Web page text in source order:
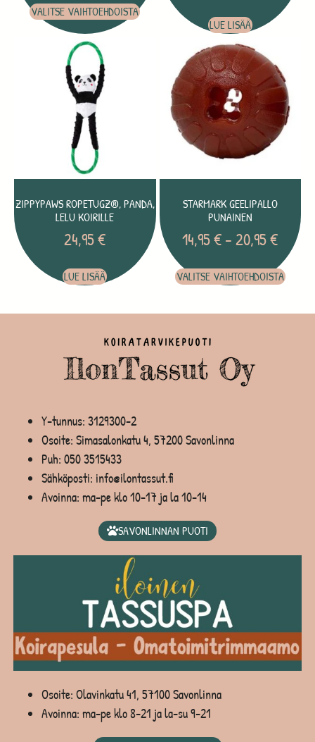
VALITSE VAIHTOEHDOISTA
LUE LISÄÄ
ZIPPYPAWS ROPETUGZ®, PANDA,
LELU KOIRILLE
24,95€
LUE LISÄÄ
STARMARK GEELIPALLO
PUNAINEN
14,95€– 20,95€
VALITSE VAIHTOEHDOISTA
Y-tunnus: 3129300-2
Osoite: Simasalonkatu 4, 57200 Savonlinna
Puh: 050 3515433
Sähköposti: info@ilontassut.fi
Avoinna: ma-pe klo 10-17 ja la 10-14
SAVONLINNAN PUOTI
Osoite: Olavinkatu 41, 57100 Savonlinna
Avoinna: ma-pe klo 8-21 ja la-su 9-21